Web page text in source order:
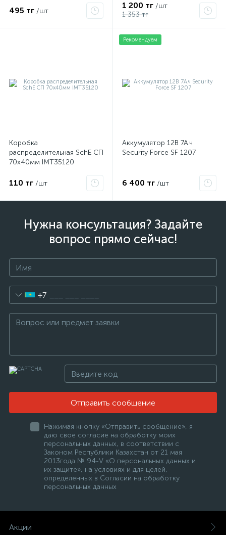
495 тг /шт
1 200 тг /шт
1 353 тг
Коробка
распределительная SchE СП
70х40мм IMT35120
110 тг /шт
Рекомендуем
Аккумулятор 12В 7А.ч
Security Force SF 1207
6 400 тг /шт
Нужна консультация? Задайте
вопрос прямо сейчас!
+7
Отправить сообщение
Нажимая кнопку «Отправить сообщение», я
даю свое согласие на обработку моих
персональных данных, в соответствии с
Законом Республики Казахстан от 21 мая
2013года № 94-V «О персональных данных и
их защите», на условиях и для целей,
определенных в Согласии на обработку
персональных данных
Акции